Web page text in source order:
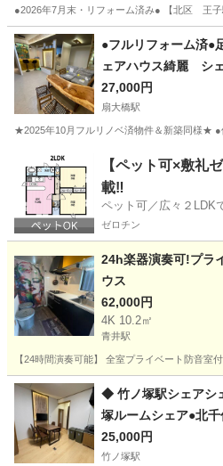
●2026年7月末・リフォーム済み● 【北区 王
東京 北区 シェアハウス
●フルリフォーム済●
ェアハウス綺麗 シ
27,000円
扇大橋駅
★2025年10月フルリノベ済物件＆新築同様★
足立区 扇大橋駅 シェアハウ
【ペット可×敷礼
載‼️
ペット可／広々２LDK
ゼロチン
24h楽器演奏可!プラ
ウス
62,000円
4K 10.2㎡
青井駅
【24時間演奏可能】 全室プライベート防音
東京 足立区 青井駅 シェアハウス
◆ 竹ノ塚駅シェアシ
塚ルームシェア●北
●御徒町駅まで27分●
立区●西新井シェア
25,000円
竹ノ塚駅